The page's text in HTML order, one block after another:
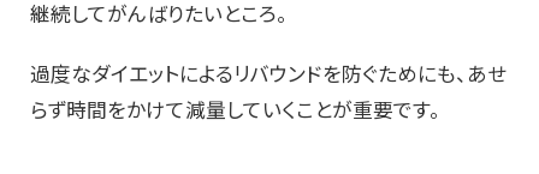
継続してがんばりたいところ。
過度なダイエットによるリバウンドを防ぐためにも、あせ
らず時間をかけて減量していくことが重要です。